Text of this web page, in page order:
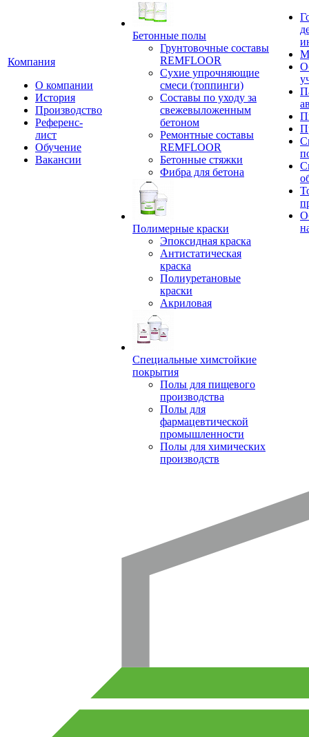
Компания
О компании
История
Производство
Референс-
лист
Обучение
Вакансии
Бетонные полы
Грунтовочные составы
REMFLOOR
Сухие упрочняющие
смеси (топпинги)
Составы по уходу за
свежевыложенным
бетоном
Ремонтные составы
REMFLOOR
Бетонные стяжки
Фибра для бетона
Полимерные краски
Эпоксидная краска
Антистатическая
краска
Полиуретановые
краски
Акриловая
Специальные химстойкие
покрытия
Полы для пищевого
производства
Полы для
фармацевтической
промышленности
Полы для химических
производств